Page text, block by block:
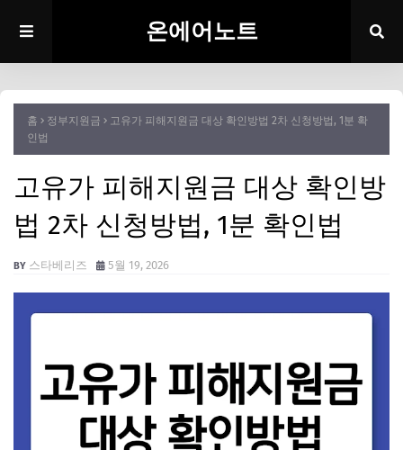
온에어노트
홈 정부지원금
고유가 피해지원금 대상 확인방법 2차 신청방법, 1분 확
인법
고유가 피해지원금 대상 확인방
법 2차 신청방법, 1분 확인법
스타베리즈 5월 19, 2026